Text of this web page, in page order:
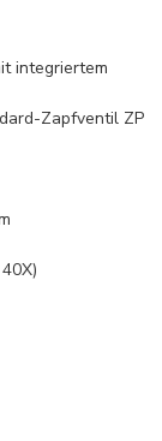
integriertem
Zapfventil ZP